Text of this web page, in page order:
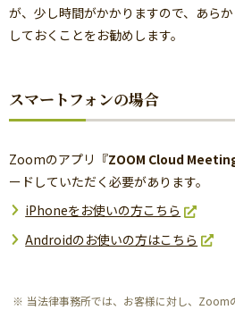
が、少し時間がかかりますので、あら
しておくことをお勧めします。
スマートフォンの場合
Zoomのアプリ『ZOOM Cloud
ードしていただく必要があります。
iPhoneをお使いの方こちら
Androidのお使いの方はこちら
当法律事務所では、お客様に対し、Zoom